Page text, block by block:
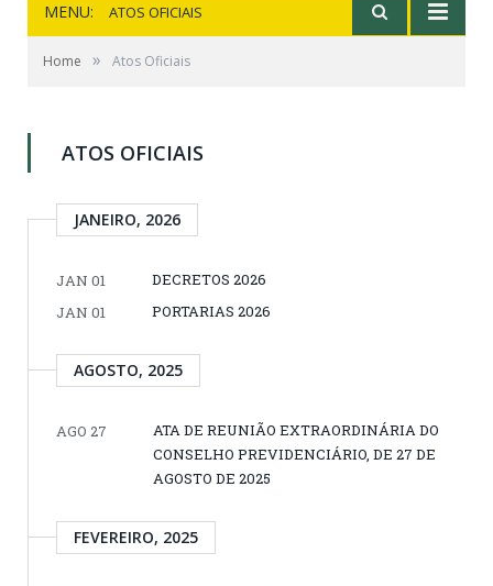
MENU: ATOS OFICIAIS
Home » Atos Oficiais
ATOS OFICIAIS
JANEIRO, 2026
JAN 01
DECRETOS 2026
JAN 01
PORTARIAS 2026
AGOSTO, 2025
AGO 27
ATA DE REUNIÃO EXTRAORDINÁRIA DO
CONSELHO PREVIDENCIÁRIO, DE 27 DE
AGOSTO DE 2025
FEVEREIRO, 2025